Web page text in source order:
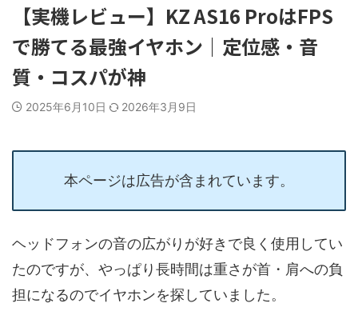
【実機レビュー】KZ AS16 ProはFPS
で勝てる最強イヤホン｜定位感・音
質・コスパが神
2025年6月10日 2026年3月9日
本ページは広告が含まれています。
ヘッドフォンの音の広がりが好きで良く使用してい
たのですが、やっぱり長時間は重さが首・肩への負
担になるのでイヤホンを探していました。